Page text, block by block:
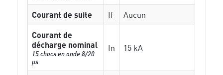
Courant de suite If
Aucun
Courant de
décharge nominal
15 chocs en onde 8/20
µs
In 15 kA